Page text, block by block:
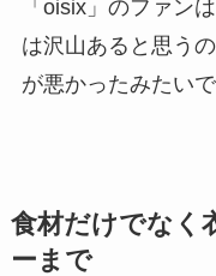
「oisix」のファン
は沢山あると思う
が悪かったみたいで
食材だけでなく
ーまで